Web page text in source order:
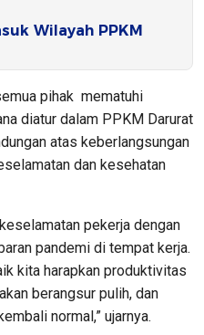
Wilayah PPKM
pihak mematuhi
diatur dalam PPKM Darurat
atas keberlangsungan
dan kesehatan
pekerja dengan
pandemi di tempat kerja.
kita harapkan produktivitas
berangsur pulih, dan
normal,” ujarnya.